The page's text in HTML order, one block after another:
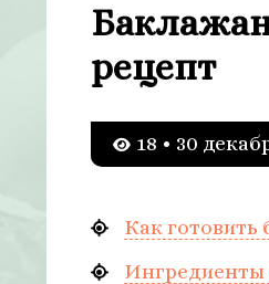
рецепт
18 • 30
Как
Ингредиенты